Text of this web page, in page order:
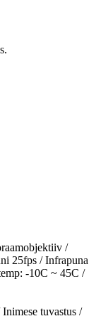
/
25fps / Infrapuna
-10C ~ 45C /
tuvastus /